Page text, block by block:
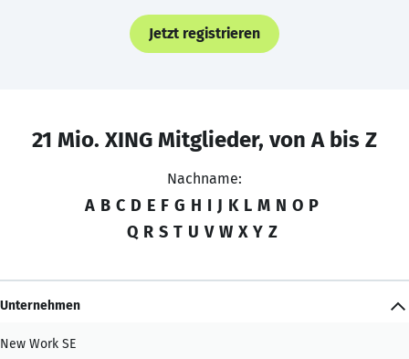
Jetzt registrieren
21 Mio. XING Mitglieder, von A bis Z
Nachname:
A B C D E F G H I J K L M N O P
Q R S T U V W X Y Z
Unternehmen
New Work SE